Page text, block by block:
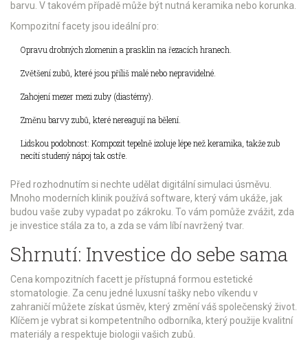
barvu. V takovém případě může být nutná keramika nebo korunka.
Kompozitní facety jsou ideální pro:
Opravu drobných zlomenin a prasklin na řezacích hranech.
Zvětšení zubů, které jsou příliš malé nebo nepravidelné.
Zahojení mezer mezi zuby (diastémy).
Změnu barvy zubů, které nereagují na bělení.
Lidskou podobnost: Kompozit tepelně izoluje lépe než keramika, takže zub
necítí studený nápoj tak ostře.
Před rozhodnutím si nechte udělat digitální simulaci úsměvu.
Mnoho moderních klinik používá software, který vám ukáže, jak
budou vaše zuby vypadat po zákroku. To vám pomůže zvážit, zda
je investice stála za to, a zda se vám líbí navržený tvar.
Shrnutí: Investice do sebe sama
Cena kompozitních facett je přístupná formou estetické
stomatologie. Za cenu jedné luxusní tašky nebo víkendu v
zahraničí můžete získat úsměv, který změní váš společenský život.
Klíčem je vybrat si kompetentního odborníka, který použije kvalitní
materiály a respektuje biologii vašich zubů.